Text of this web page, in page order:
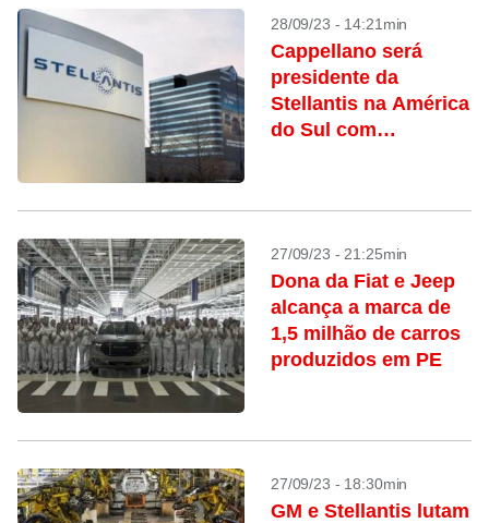
28/09/23 - 14:21min
Cappellano será
presidente da
Stellantis na América
do Sul com
27/09/23 - 21:25min
Dona da Fiat e Jeep
alcança a marca de
1,5 milhão de carros
produzidos em PE
27/09/23 - 18:30min
GM e Stellantis lutam